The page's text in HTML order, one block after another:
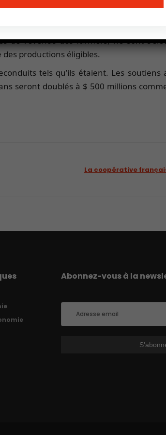
des jeunes dans l’agriculture
de revenus des farmers, ne sont
des productions éligibles.
tels qu’ils étaient. Les
seront doublés à $ 500 millions
La coopérative
Abonnez-vous à la